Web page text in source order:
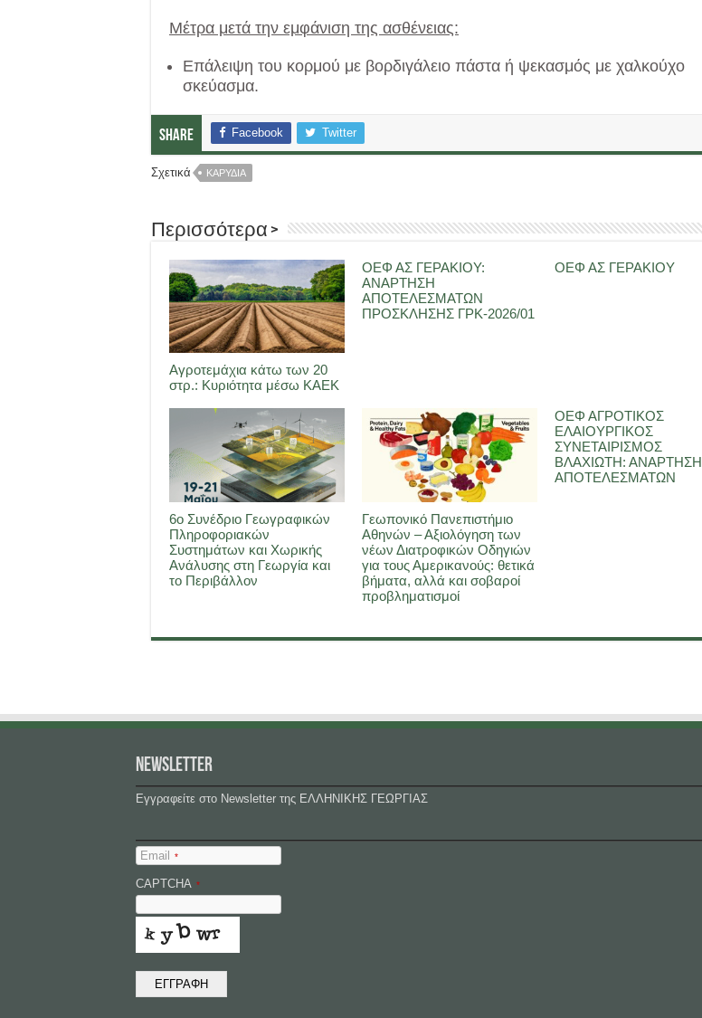
Μέτρα μετά την εμφάνιση της ασθένειας:
Επάλειψη του κορμού με βορδιγάλειο πάστα ή ψεκασμός με χαλκούχο
σκεύασμα.
Share Facebook Twitter
Σχετικά ΚΑΡΥΔΙΑ
Περισσότερα >
Αγροτεμάχια κάτω των 20
στρ.: Κυριότητα μέσω ΚΑΕΚ
ΟΕΦ ΑΣ ΓΕΡΑΚΙΟΥ:
ΑΝΑΡΤΗΣΗ
ΑΠΟΤΕΛΕΣΜΑΤΩΝ
ΠΡΟΣΚΛΗΣΗΣ ΓΡΚ-2026/01
ΟΕΦ ΑΣ ΓΕΡΑΚΙΟΥ
6ο Συνέδριο Γεωγραφικών
Πληροφοριακών
Συστημάτων και Χωρικής
Ανάλυσης στη Γεωργία και
το Περιβάλλον
Γεωπονικό Πανεπιστήμιο
Αθηνών – Αξιολόγηση των
νέων Διατροφικών Οδηγιών
για τους Αμερικανούς: θετικά
βήματα, αλλά και σοβαροί
προβληματισμοί
ΟΕΦ ΑΓΡΟΤΙΚΟΣ
ΕΛΑΙΟΥΡΓΙΚΟΣ
ΣΥΝΕΤΑΙΡΙΣΜΟΣ
ΒΛΑΧΙΩΤΗ: ΑΝΑΡΤΗΣΗ
ΑΠΟΤΕΛΕΣΜΑΤΩΝ
NEWSLETTER
Εγγραφείτε στο Newsletter της ΕΛΛΗΝΙΚΗΣ ΓΕΩΡΓΙΑΣ
Email *
CAPTCHA *
ΕΓΓΡΑΦΗ